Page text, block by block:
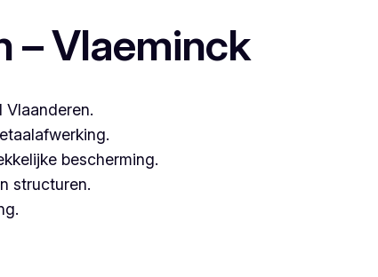
– Vlaeminck
bescherming.
structuren.